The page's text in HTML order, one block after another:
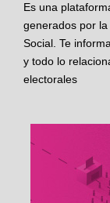
Es una
generados por
Social. Te
y todo lo
electorales